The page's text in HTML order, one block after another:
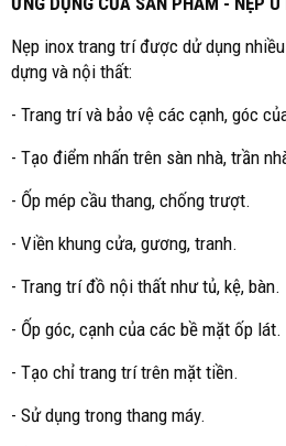
Nẹp inox trang trí được dử dụng
dựng và nội thất:
- Trang trí và bảo vệ các cạnh, góc
- Tạo điểm nhấn trên sàn nhà, trần
- Ốp mép cầu thang, chống trượt.
- Viền khung cửa, gương, tranh.
- Trang trí đồ nội thất như tủ, kệ, bàn.
- Ốp góc, cạnh của các bề mặt ốp lát.
- Tạo chỉ trang trí trên mặt tiền.
- Sử dụng trong thang máy.